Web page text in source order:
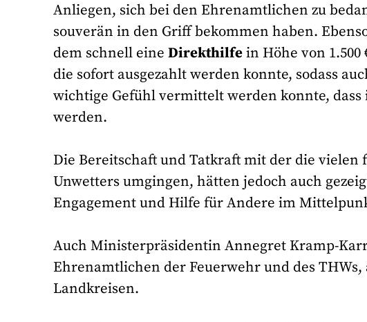
Anliegen, sich bei den Ehrenamtlichen zu
souverän in den Griff bekommen haben.
dem schnell eineDirekthilfein Höhe von
die sofort ausgezahlt werden konnte, sodass
wichtige Gefühl vermittelt werden konnte,
werden.
Die Bereitschaft und Tatkraft mit der die
Unwetters umgingen, hätten jedoch auch
Engagement und Hilfe für Andere im
Auch Ministerpräsidentin Annegret Kramp-
Ehrenamtlichen der Feuerwehr und des
Landkreisen.